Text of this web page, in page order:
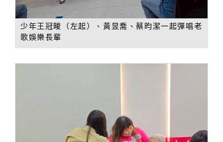
少年王冠畯（左起）、黃昱喬、蔡昀潔一起彈唱老
歌娛樂長輩